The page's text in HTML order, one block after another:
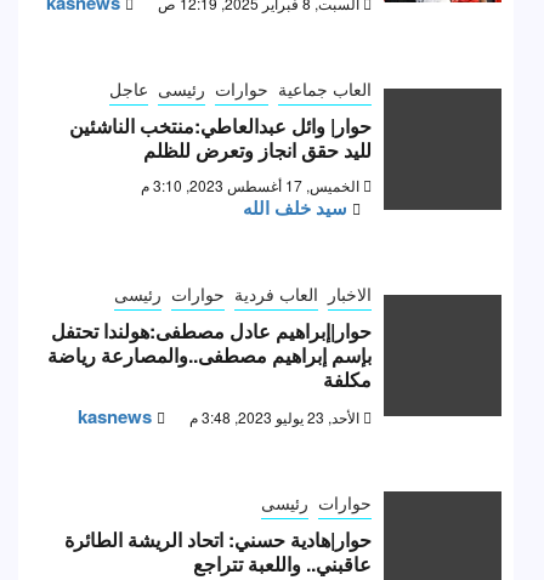
العاب جماعية حوارات رئيسى عاجل
حوار| وائل عبدالعاطي:منتخب الناشئين
لليد حقق انجاز وتعرض للظلم
الخميس, 17 أغسطس 2023, 3:10 م
سيد خلف الله
الاخبار العاب فردية حوارات رئيسى
حوار|إبراهيم عادل مصطفى:هولندا تحتفل
بإسم إبراهيم مصطفى..والمصارعة رياضة
مكلفة
الأحد, 23 يوليو 2023, 3:48 م kasnews
حوارات رئيسى
حوار|هادية حسني: اتحاد الريشة الطائرة
عاقبني.. واللعبة تتراجع